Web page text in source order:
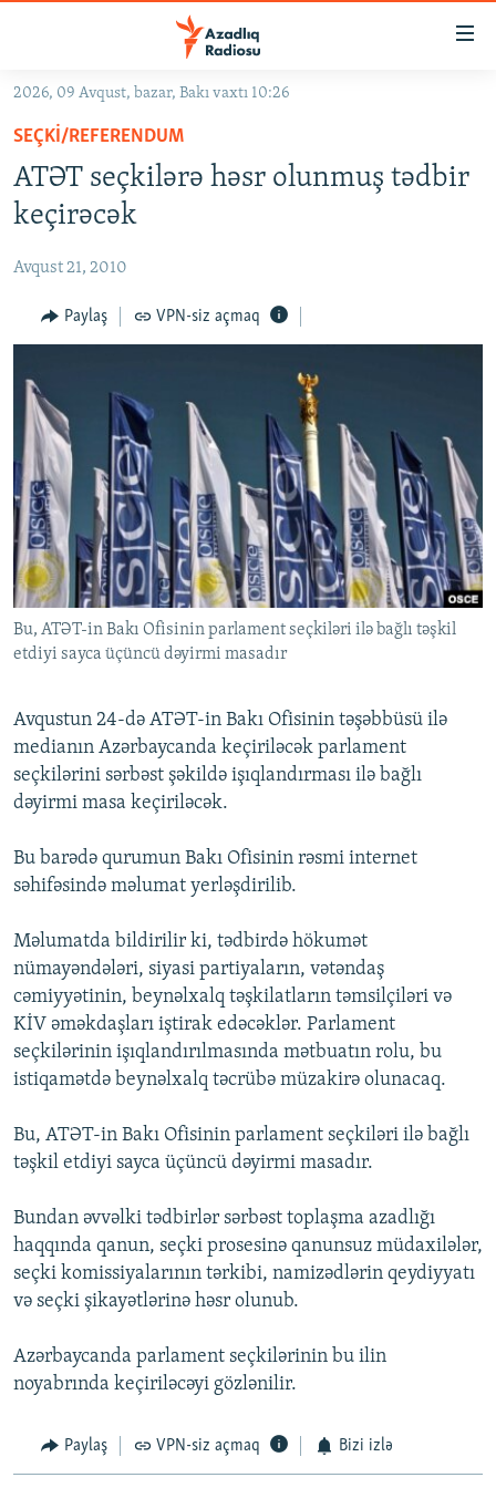
Əsas
qayıt
Əsas
naviqasiyaya
qayıt
GÜNDƏM
KORRUPSIOMETR
#ƏSLINDƏ
FƏRQƏ BAX
QANUNI DOĞRU
MULTIMEDIA
VIDEO
FOTOQALEREYA
İNFOQRAFIKA
KARIKATURA
RADIO ARXIV
OXU ZALI
AZƏRBAYCAN ƏDƏBIYYATI KITABXANASI
İSLAM VƏ DEMOKRATIYA
İZ - MƏDƏNIYYƏT PROQRAMI
HAQQIMIZDA
MISSIYAMIZ
PEŞƏ ETIKASI VƏ JURNALISTIKA STANDARTLARIMIZ
MATERIALLARIMIZDAN ISTIFADƏ
AZADLIQRADIOSU MOBIL TELEFONUNUZDA
XƏBƏR BÜLLETENLƏRIMIZ
BIZI IZLƏ
RFE/RL-in bütün saytları
2026, 09 Avqust, bazar, Bakı vaxtı 10:26
SEÇKI/REFERENDUM
ATƏT seçkilərə həsr olunmuş tədbir
keçirəcək
Avqust 21, 2010
Paylaş VPN-siz açmaq
Bu, ATƏT-in Bakı Ofisinin parlament seçkiləri ilə bağlı təşkil
etdiyi sayca üçüncü dəyirmi masadır
Avqustun 24-də ATƏT-in Bakı Ofisinin təşəbbüsü ilə
medianın Azərbaycanda keçiriləcək parlament
seçkilərini sərbəst şəkildə işıqlandırması ilə bağlı
dəyirmi masa keçiriləcək.
Bu barədə qurumun Bakı Ofisinin rəsmi internet
səhifəsində məlumat yerləşdirilib.
Məlumatda bildirilir ki, tədbirdə hökumət
nümayəndələri, siyasi partiyaların, vətəndaş
cəmiyyətinin, beynəlxalq təşkilatların təmsilçiləri və
KİV əməkdaşları iştirak edəcəklər. Parlament
seçkilərinin işıqlandırılmasında mətbuatın rolu, bu
istiqamətdə beynəlxalq təcrübə müzakirə olunacaq.
Bu, ATƏT-in Bakı Ofisinin parlament seçkiləri ilə bağlı
təşkil etdiyi sayca üçüncü dəyirmi masadır.
Bundan əvvəlki tədbirlər sərbəst toplaşma azadlığı
haqqında qanun, seçki prosesinə qanunsuz müdaxilələr,
seçki komissiyalarının tərkibi, namizədlərin qeydiyyatı
və seçki şikayətlərinə həsr olunub.
Azərbaycanda parlament seçkilərinin bu ilin
noyabrında keçiriləcəyi gözlənilir.
Paylaş VPN-siz açmaq Bizi izlə